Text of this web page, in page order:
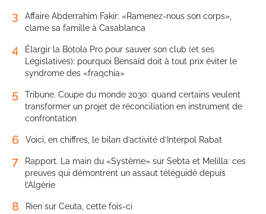
3
Affaire Abderrahim Fakir: «Ramenez-nous son corps»,
clame sa famille à Casablanca
4
Élargir la Botola Pro pour sauver son club (et ses
Législatives): pourquoi Bensaïd doit à tout prix éviter le
syndrome des «fraqchia»
5
Tribune. Coupe du monde 2030: quand certains veulent
transformer un projet de réconciliation en instrument de
confrontation
6 Voici, en chiffres, le bilan d’activité d’Interpol Rabat
7
Rapport. La main du «Système» sur Sebta et Melilla: ces
preuves qui démontrent un assaut téléguidé depuis
l’Algérie
8 Rien sur Ceuta, cette fois-ci